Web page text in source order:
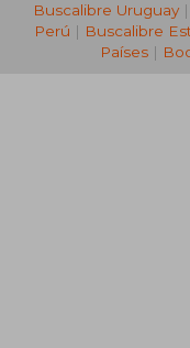
Buscalibre Uruguay|
Perú | Buscalibre
Países |